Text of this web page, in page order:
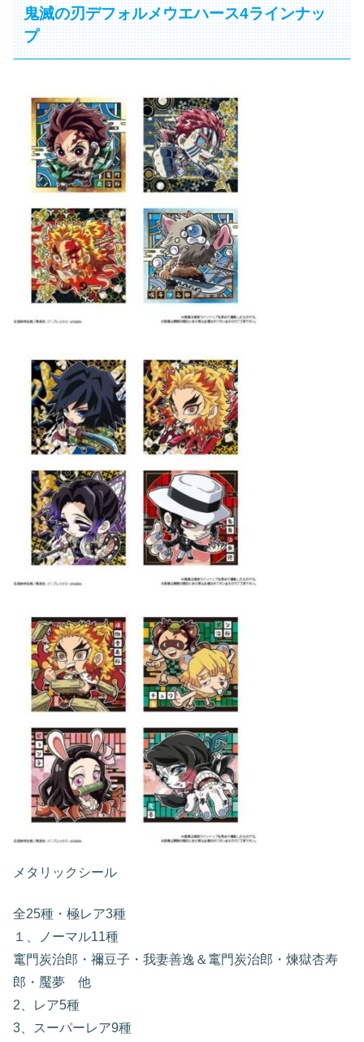
鬼滅の刃デフォルメウエハース4ラインナッ
プ
メタリックシール
全25種・極レア3種
１、ノーマル11種
竃門炭治郎・禰豆子・我妻善逸＆竃門炭治郎・煉獄杏寿
郎・魘夢 他
2、レア5種
3、スーパーレア9種